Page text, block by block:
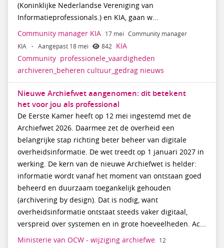
(Koninklijke Nederlandse Vereniging van
Informatieprofessionals.) en KIA, gaan w...
Community manager KIA 17 mei Community manager
KIA
· Aangepast 18 mei 842 KIA
Community professionele_vaardigheden
archiveren_beheren cultuur_gedrag nieuws
Nieuwe Archiefwet aangenomen: dit betekent
het voor jou als professional
De Eerste Kamer heeft op 12 mei ingestemd met de
Archiefwet 2026. Daarmee zet de overheid een
belangrijke stap richting beter beheer van digitale
overheidsinformatie. De wet treedt op 1 januari 2027 in
werking. De kern van de nieuwe Archiefwet is helder:
informatie wordt vanaf het moment van ontstaan goed
beheerd en duurzaam toegankelijk gehouden
(archivering by design). Dat is nodig, want
overheidsinformatie ontstaat steeds vaker digitaal,
verspreid over systemen en in grote hoeveelheden. Ac...
Ministerie van OCW - wijziging archiefwe 12